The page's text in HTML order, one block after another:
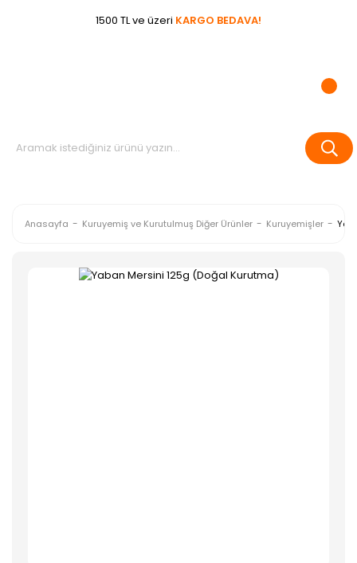
1500 TL ve üzeri KARGO BEDAVA!
Anasayfa Kuruyemiş ve Kurutulmuş Diğer Ürünler Kuruyemişler